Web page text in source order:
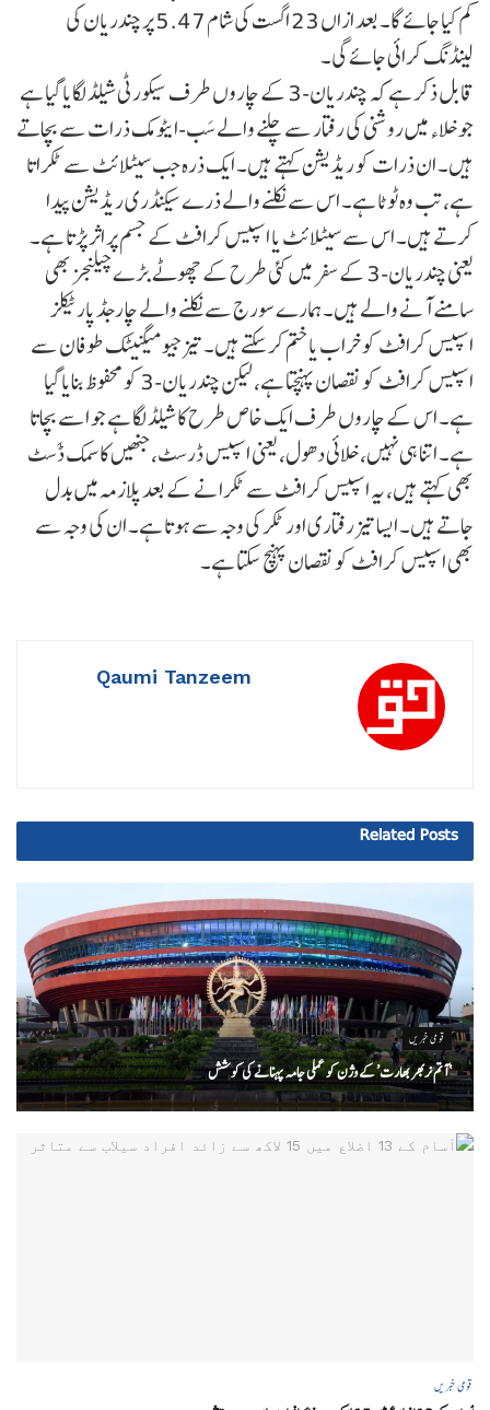
کم کیا جائے گا۔ بعد ازاں 23 اگست کی شام 5.47 پر چندریان کی
لینڈنگ کرائی جائے گی۔
قابل ذکر ہے کہ چندریان-3 کے چاروں طرف سیکورٹی شیلڈ لگایا گیا ہے
جو خلاء میں روشنی کی رفتار سے چلنے والے سَب-ایٹومک ذرات سے بچاتے
ہیں۔ ان ذرات کو ریڈیشن کہتے ہیں۔ ایک ذرہ جب سیٹلائٹ سے ٹکراتا
ہے، تب وہ ٹوٹا ہے۔ اس سے نکلنے والے ذرے سیکنڈری ریڈیشن پیدا
کرتے ہیں۔ اس سے سیٹلائٹ یا اسپیس کرافٹ کے جسم پر اثر پڑتا ہے۔
یعنی چندریان-3 کے سفر میں کئی طرح کے چھوٹے بڑے چیلنجز بھی
سامنے آنے والے ہیں۔ ہمارے سورج سے نکلنے والے چارجڈ پارٹیکلز
اسپیس کرافٹ کو خراب یا ختم کر سکتے ہیں۔ تیز جیو میگنیٹک طوفان سے
اسپیس کرافٹ کو نقصان پہنچتا ہے، لیکن چندریان-3 کو محفوظ بنایا گیا
ہے۔ اس کے چاروں طرف ایک خاص طرح کا شیلڈ لگا ہے جو اسے بچاتا
ہے۔ اتنا ہی نہیں، خلائی دھول، یعنی اسپیس ڈرسٹ، جنھیں کاسمک ڈَسٹ
بھی کہتے ہیں، یہ اسپیس کرافٹ سے ٹکرانے کے بعد پلازمہ میں بدل
جاتے ہیں۔ ایسا تیز رفتاری اور ٹکر کی وجہ سے ہوتا ہے۔ ان کی وجہ سے
بھی اسپیس کرافٹ کو نقصان پہنچ سکتا ہے۔
Qaumi Tanzeem
Related Posts
قومی خبریں
‘ آتم نربھر بھارت’ کے وژن کو عملی جامہ پہنانے کی کوشش
قومی خبریں